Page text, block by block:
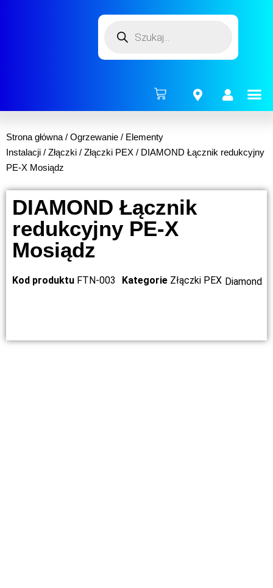
Strona główna / Ogrzewanie / Elementy
Instalacji / Złączki / Złączki PEX / DIAMOND Łącznik redukcyjny
PE-X Mosiądz
DIAMOND Łącznik
redukcyjny PE-X
Mosiądz
Kod produktu FTN-003 Kategorie Złączki PEX Diamond